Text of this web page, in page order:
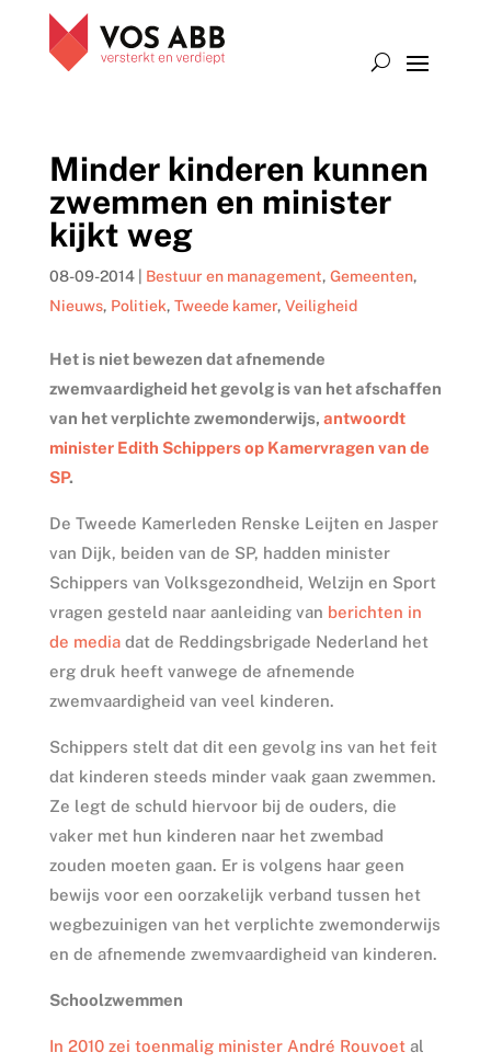
Minder kinderen kunnen
zwemmen en minister
kijkt weg
08-09-2014| Bestuur en management, Gemeenten,
Nieuws, Politiek, Tweede kamer, Veiligheid
Het is niet bewezen dat afnemende
zwemvaardigheid het gevolg is van het afschaffen
van het verplichte zwemonderwijs, antwoordt
minister Edith Schippers op Kamervragen van de
SP.
De Tweede Kamerleden Renske Leijten en Jasper
van Dijk, beiden van de SP, hadden minister
Schippers van Volksgezondheid, Welzijn en Sport
vragen gesteld naar aanleiding van berichten in
de mediadat de Reddingsbrigade Nederland het
erg druk heeft vanwege de afnemende
zwemvaardigheid van veel kinderen.
Schippers stelt dat dit een gevolg ins van het feit
dat kinderen steeds minder vaak gaan zwemmen.
Ze legt de schuld hiervoor bij de ouders, die
vaker met hun kinderen naar het zwembad
zouden moeten gaan. Er is volgens haar geen
bewijs voor een oorzakelijk verband tussen het
wegbezuinigen van het verplichte zwemonderwijs
en de afnemende zwemvaardigheid van kinderen.
Schoolzwemmen
In 2010 zei toenmalig minister André Rouvoetal